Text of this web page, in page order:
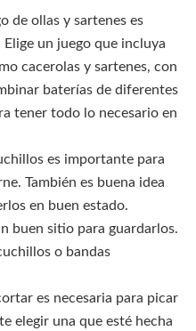
de ollas y sartenes es
un juego que incluya
cacerolas y sartenes, con
baterías de diferentes
tener todo lo necesario en
es importante para
También es buena idea
en buen estado.
buen sitio para guardarlos.
o bandas
es necesaria para picar
elegir una que esté hecha